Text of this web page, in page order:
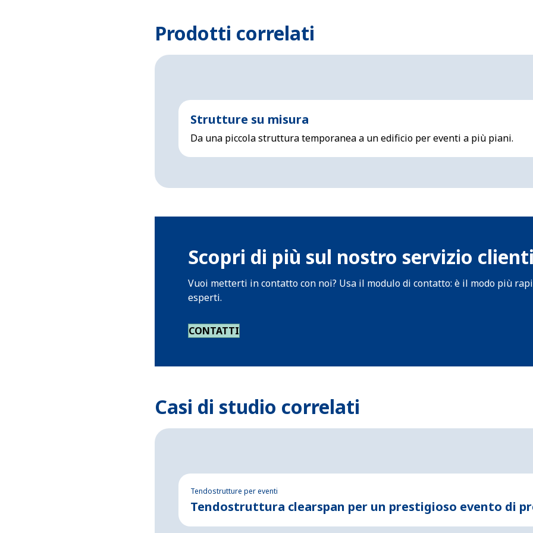
Prodotti correlati
Strutture su misura
Da una piccola struttura temporanea a un edificio per eventi a più piani.
Scopri di più sul nostro servizio clienti
Vuoi metterti in contatto con noi? Usa il modulo di contatto: è il modo più
esperti.
CONTATTI
Casi di studio correlati
Tendostrutture per eventi
Tendostruttura clearspan per un prestigioso evento di